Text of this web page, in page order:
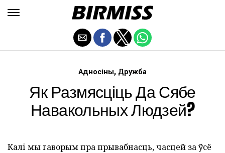
Адносіны, Дружба
Як Размясціць Да Сябе
Навакольных Людзей?
Калі мы гаворым пра прывабнасць, часцей за ўсё